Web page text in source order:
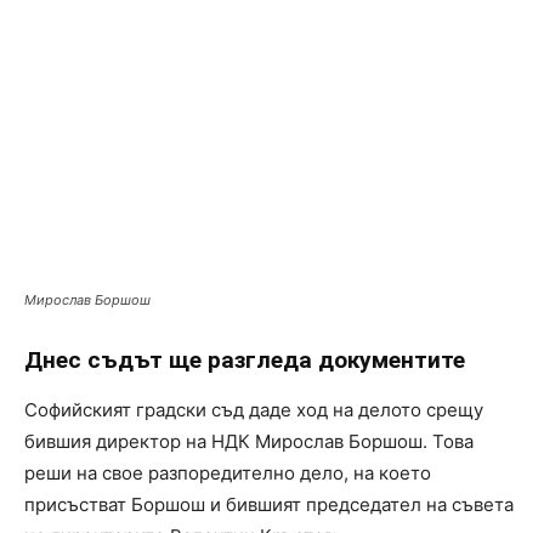
Мирослав Боршош
Днес съдът ще разгледа документите
Софийският градски съд даде ход на делото срещу
бившия директор на НДК Мирослав Боршош. Това
реши на свое разпоредително дело, на което
присъстват Боршош и бившият председател на съвета